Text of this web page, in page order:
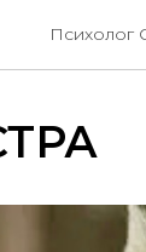
Психолог